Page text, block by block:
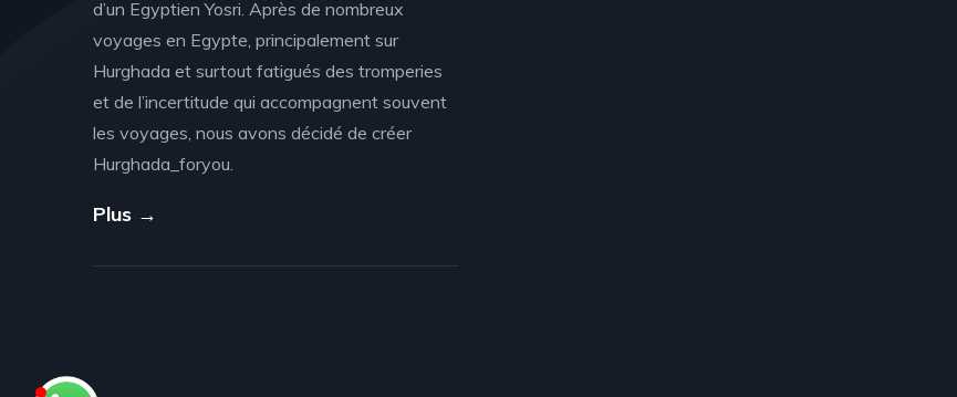
d’un Egyptien Yosri. Après de nombreux
voyages en Egypte, principalement sur
Hurghada et surtout fatigués des tromperies
et de l’incertitude qui accompagnent souvent
les voyages, nous avons décidé de créer
Hurghada_foryou.
Plus →